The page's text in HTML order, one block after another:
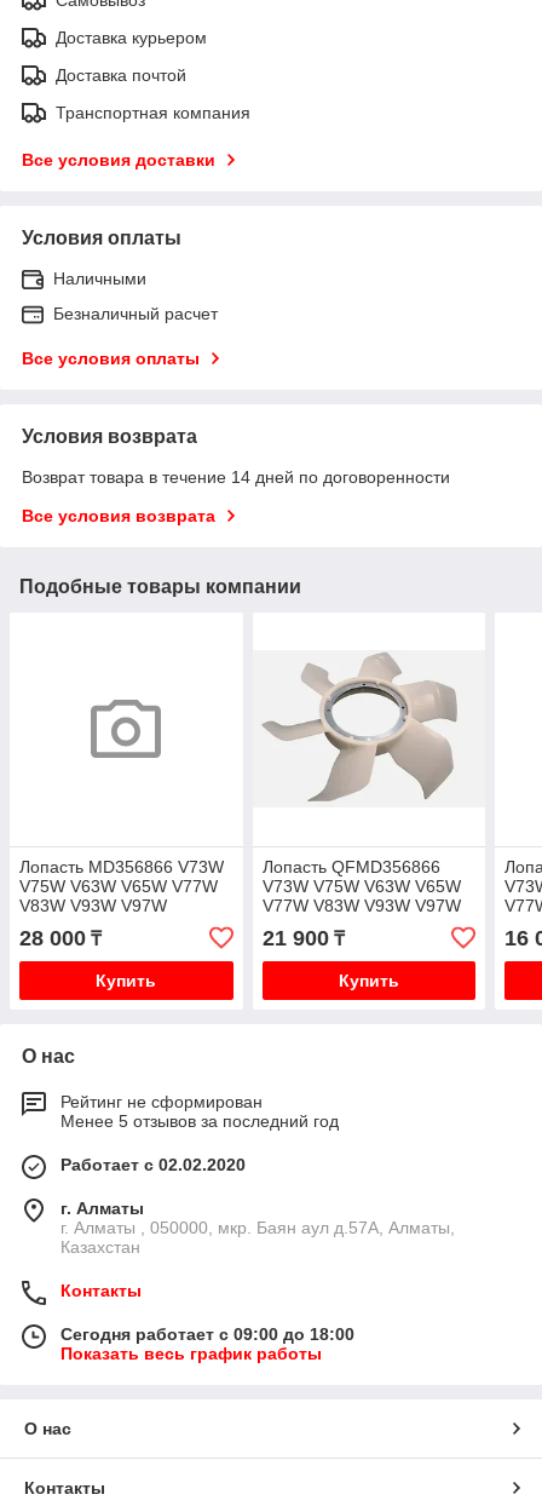
Доставка курьером
Доставка почтой
Транспортная компания
Все условия доставки
Условия оплаты
Наличными
Безналичный расчет
Все условия оплаты
Условия возврата
Возврат товара в течение 14 дней по договоренности
Все условия возврата
Подобные товары компании
Лопасть MD356866 V73W
V75W V63W V65W V77W
V83W V93W V97W
28 000 ₸
Купить
Лопасть QFMD356866
V73W V75W V63W V65W
V77W V83W V93W V97W
21 900₸
Купить
16
О нас
Рейтинг не сформирован
Менее 5 отзывов за последний год
Работает с 02.02.2020
г. Алматы
г. Алматы , 050000, мкр. Баян аул д.57А, Алматы,
Казахстан
Контакты
Сегодня работает с 09:00 до 18:00
Показать весь график работы
О нас
Контакты